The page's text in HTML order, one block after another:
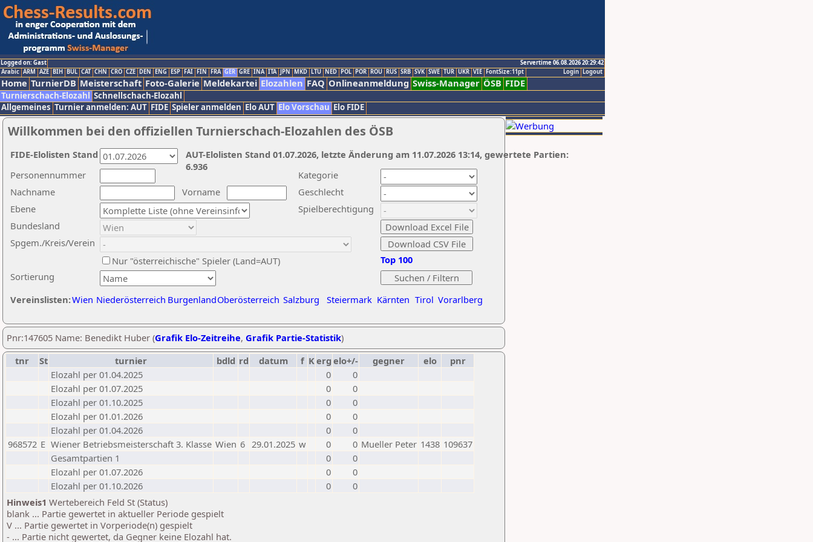
Logged on: Gast
Servertime 06.08.2026 20:29:42
Logout
Login
Arabic ARM AZE BIH BUL CAT CHN CRO CZE DEN ENG ESP FAI FIN FRA GER GRE INA ITA JPN MKD LTU NED POL POR ROU RUS SRB SVK SWE TUR UKR VIE FontSize:11pt
Home TurnierDB Meisterschaft Foto-Galerie Meldekartei Elozahlen FAQ Onlineanmeldung Swiss-Manager ÖSB FIDE
Turnierschach-Elozahl Schnellschach-Elozahl
Allgemeines Turnier anmelden: AUT FIDE Spieler anmelden Elo AUT Elo Vorschau Elo FIDE
Willkommen bei den offiziellen Turnierschach-Elozahlen des ÖSB
Nachname
Vorname
Ebene
Kategorie
Sortierung
Personennummer
Bundesland
Spgem./Kreis/Verein
Geschlecht
Nur "österreichische" Spieler (Land=AUT)
Spielberechtigung
Vereinslisten:Wien Niederösterreich BurgenlandOberösterreich Salzburg Steiermark Kärnten Tirol Vorarlberg
Top 100
AUT-Elolisten Stand 01.07.2026, letzte Änderung am 11.07.2026 13:14, gewertete Partien:
6.936
FIDE-Elolisten Stand
Pnr:147605 Name: Benedikt Huber (Grafik Elo-Zeitreihe, Grafik Partie-Statistik)
tnr
St turnier bdld rd datum f Kerg elo+/- gegner elo
pnr
Elozahl per 01.04.2025
0
0
Elozahl per 01.07.2025
0
0
Elozahl per 01.10.2025
0
0
Elozahl per 01.01.2026
0
0
Elozahl per 01.04.2026
0
0
968572 E Wiener Betriebsmeisterschaft 3. Klasse Wien 6 29.01.2025 w 0 0 Mueller Peter 1438 109637
Gesamtpartien 1
0
0
Elozahl per 01.07.2026
0
0
Elozahl per 01.10.2026
0
0
Hinweis1 Wertebereich Feld St (Status)
blank ... Partie gewertet in aktueller Periode gespielt
V ... Partie gewertet in Vorperiode(n) gespielt
- ... Partie nicht gewertet, da Gegner keine Elozahl hat.